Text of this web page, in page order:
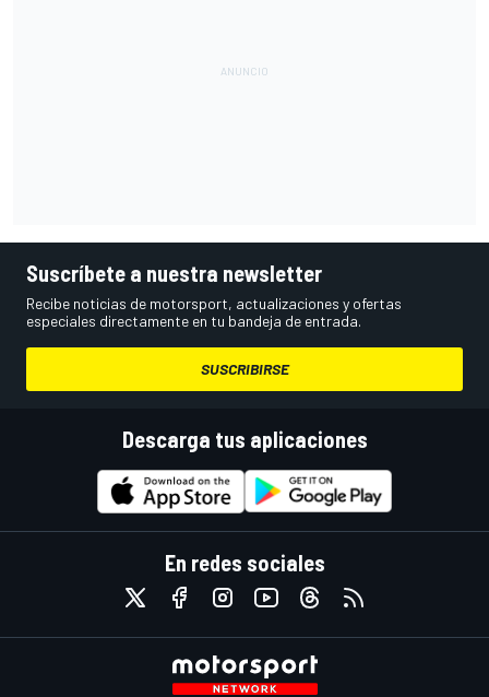
Suscríbete a nuestra newsletter
Recibe noticias de motorsport, actualizaciones y ofertas
especiales directamente en tu bandeja de entrada.
SUSCRIBIRSE
Descarga tus aplicaciones
En redes sociales